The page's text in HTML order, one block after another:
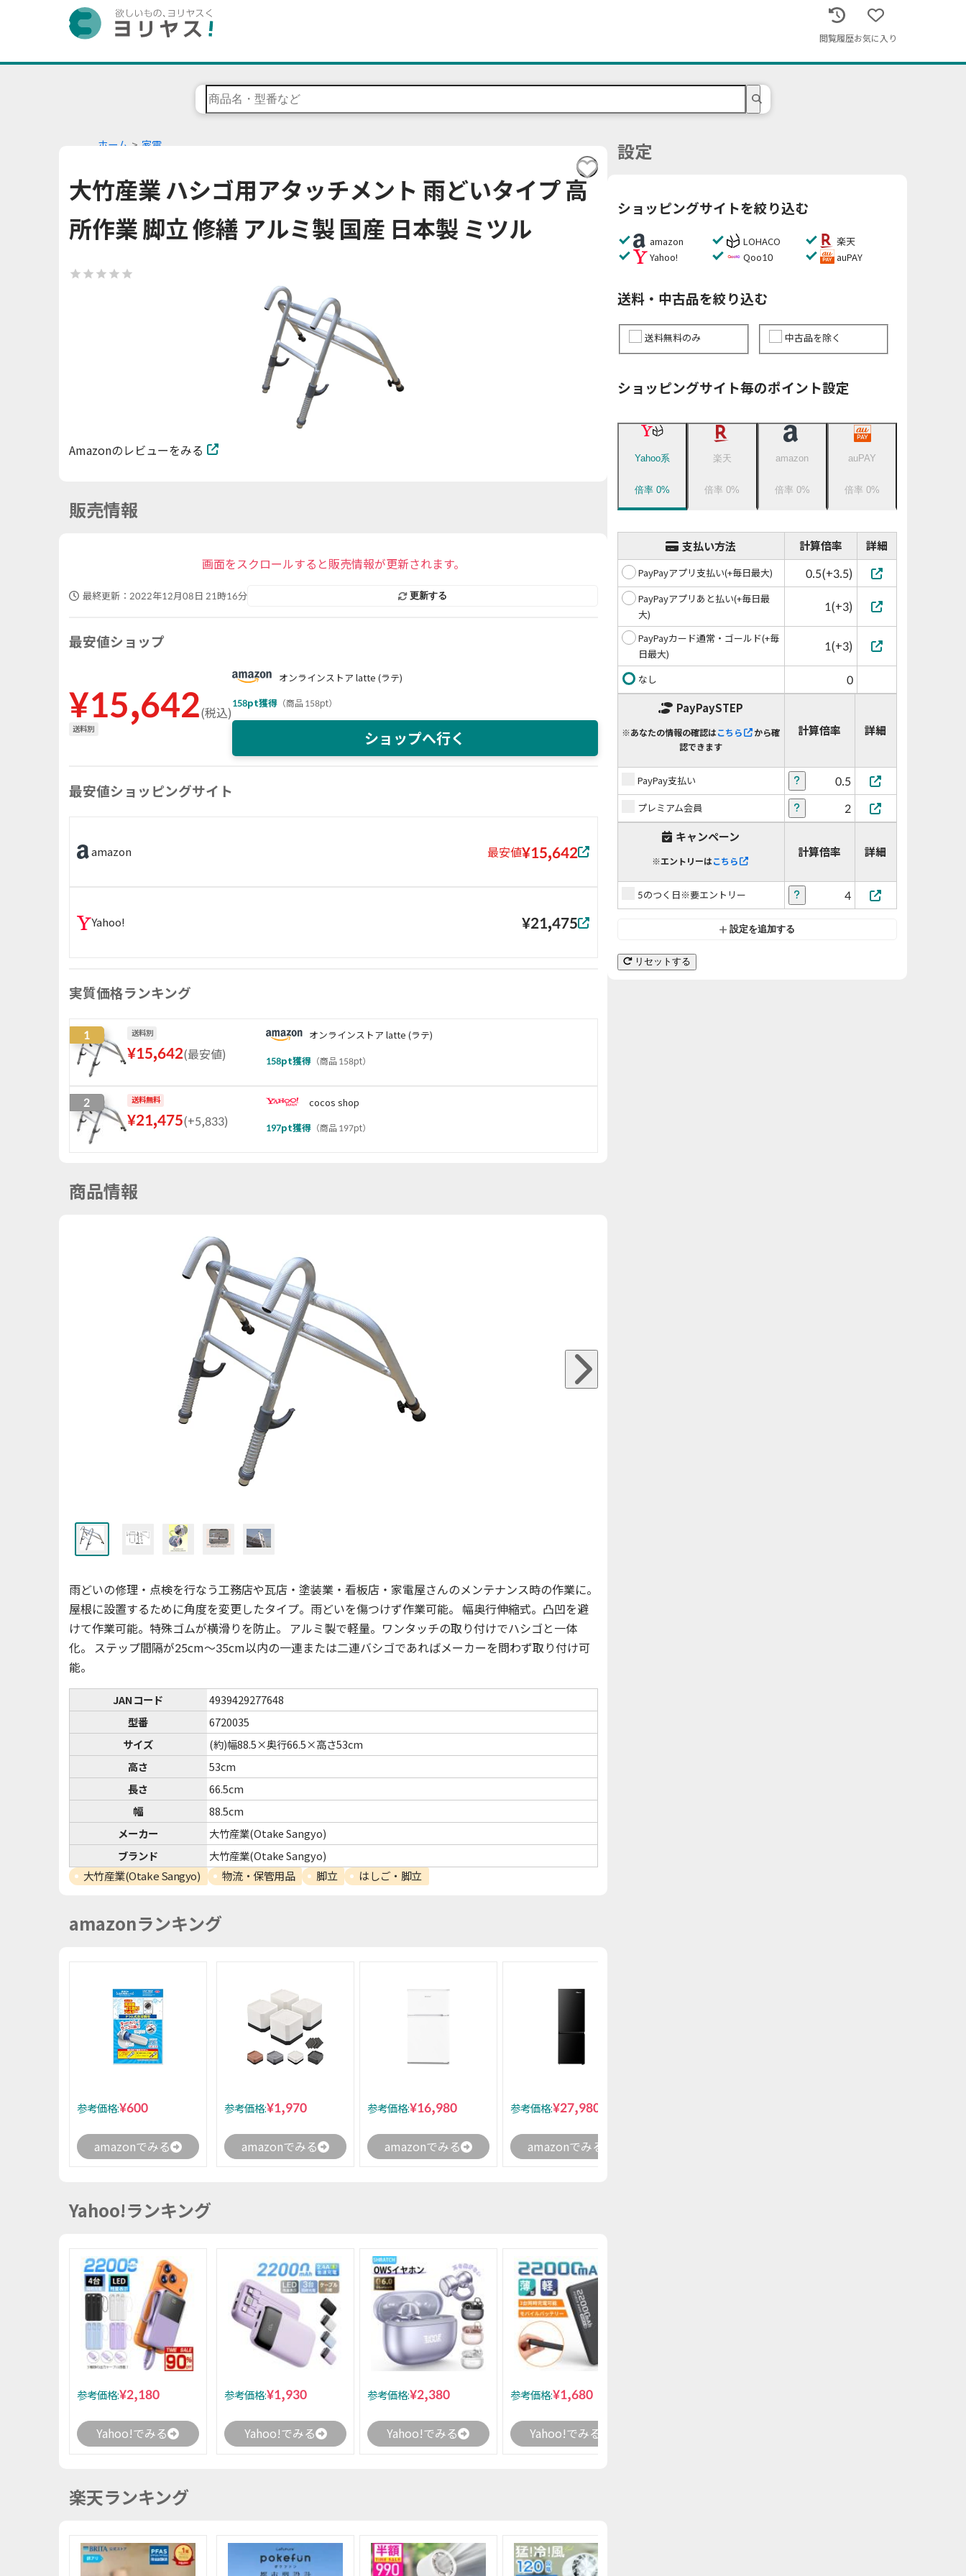
閲覧履歴お気に入り
ホーム 家電
大竹産業 ハシゴ用アタッチメント 雨どいタイプ 高
所作業 脚立 修繕 アルミ製 国産 日本製 ミツル
Amazonのレビューをみる
販売情報
画面をスクロールすると販売情報が更新されます。
最終更新： 2022年12月08日 21時16分 更新する
最安値ショップ
¥15,642(税込)
送料別
オンラインストア latte (ラテ)
158pt獲得 （商品 158pt）
ショップへ行く
最安値ショッピングサイト
amazon 最安値¥15,642
Yahoo! ¥21,475
実質価格ランキング
1 送料別
¥15,642(最安値)
オンラインストア latte (ラテ)
158pt獲得 （商品 158pt）
2 送料無料
¥21,475(+5,833)
cocos shop
197pt獲得 （商品 197pt）
商品情報
雨どいの修理・点検を行なう工務店や瓦店・塗装業・看板店・家電屋さんのメンテナンス時の作業に。
屋根に設置するために角度を変更したタイプ。雨どいを傷つけず作業可能。 幅奥行伸縮式。凸凹を避
けて作業可能。特殊ゴムが横滑りを防止。 アルミ製で軽量。ワンタッチの取り付けでハシゴと一体
化。 ステップ間隔が25cm〜35cm以内の一連または二連バシゴであればメーカーを問わず取り付け可
能。
JANコード
4939429277648
型番
6720035
サイズ
(約)幅88.5×奥行66.5×高さ53cm
高さ
53cm
長さ
66.5cm
幅
88.5cm
メーカー
大竹産業(Otake Sangyo)
ブランド
大竹産業(Otake Sangyo)
大竹産業(Otake Sangyo) 物流・保管用品 脚立 はしご・脚立
amazonランキング
参考価格:¥600
amazonでみる
参考価格:¥1,970
amazonでみる
参考価格:¥16,980
amazonでみる
参考価格:¥27,980
amazonでみる
Yahoo!ランキング
参考価格:¥2,180
Yahoo!でみる
参考価格:¥1,930
Yahoo!でみる
参考価格:¥2,380
Yahoo!でみる
参考価格:¥1,680
Yahoo!でみる
楽天ランキング
設定
ショッピングサイトを絞り込む
amazon LOHACO
楽天
Yahoo!
Qoo10 auPAY
送料・中古品を絞り込む
送料無料のみ 中古品を除く
ショッピングサイト毎のポイント設定
Yahoo系
倍率0%
楽天
倍率0%
amazon
倍率 0%
auPAY
倍率0%
支払い方法 計算倍率 詳細
PayPayアプリ支払い(+毎日最大) 0.5(+3.5)
PayPayアプリあと払い(+毎日最
大)
1(+3)
PayPayカード通常・ゴールド(+毎
日最大)
1(+3)
なし 0
PayPaySTEP
※あなたの情報の確認はこちら
から確
認できます
計算倍率 詳細
PayPay支払い 0.5
プレミアム会員 2
キャンペーン
※エントリーはこちら
計算倍率 詳細
5のつく日※要エントリー 4
設定を追加する
リセットする